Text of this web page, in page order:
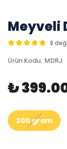
Meyveli
8
Ürün Kodu: MDRJ
₺
200 gram